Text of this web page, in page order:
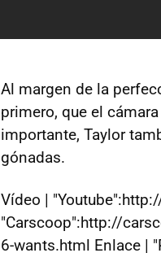
Al margen de la
primero, que el
importante, Taylor
gónadas.
Vídeo |
"Carscoop":http://
6-wants.html Enlace |